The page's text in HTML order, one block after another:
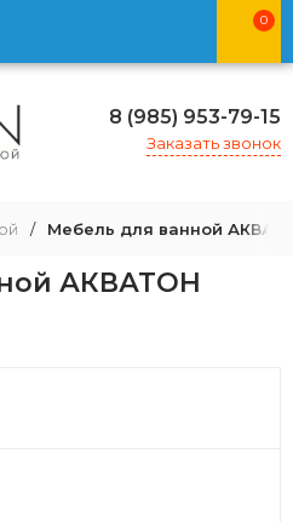
0
8 (985) 953-79-15
Заказать звонок
/ Мебель для ванной
АКВАТОН